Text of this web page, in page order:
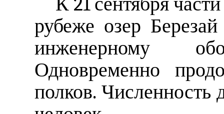
рубеже озер
инженерному
Одновременно
полков. Численность